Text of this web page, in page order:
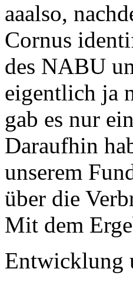
aaalso,
Cornus
des NABU
eigentlich ja
gab es nur
Daraufhin
unserem
über die
Mit dem
Entwicklung